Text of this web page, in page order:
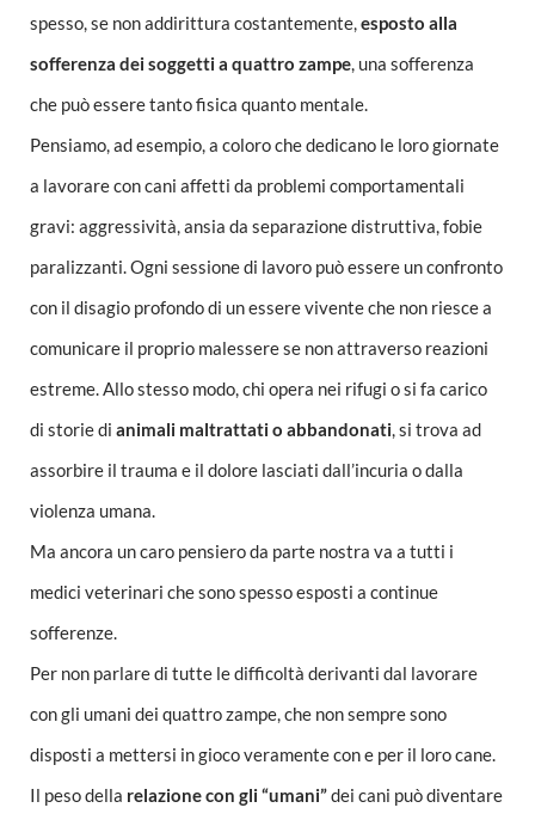
spesso, se non addirittura costantemente,esposto alla
sofferenza dei soggetti a quattro zampe, una sofferenza
che può essere tanto fisica quanto mentale.
Pensiamo, ad esempio, a coloro che dedicano le loro giornate
a lavorare con cani affetti da problemi comportamentali
gravi: aggressività, ansia da separazione distruttiva, fobie
paralizzanti. Ogni sessione di lavoro può essere un confronto
con il disagio profondo di un essere vivente che non riesce a
comunicare il proprio malessere se non attraverso reazioni
estreme. Allo stesso modo, chi opera nei rifugi o si fa carico
di storie di animali maltrattati o abbandonati, si trova ad
assorbire il trauma e il dolore lasciati dall’incuria o dalla
violenza umana.
Ma ancora un caro pensiero da parte nostra va a tutti i
medici veterinari che sono spesso esposti a continue
sofferenze.
Per non parlare di tutte le difficoltà derivanti dal lavorare
con gli umani dei quattro zampe, che non sempre sono
disposti a mettersi in gioco veramente con e per il loro cane.
Il peso della relazione con gli “umani”dei cani può diventare